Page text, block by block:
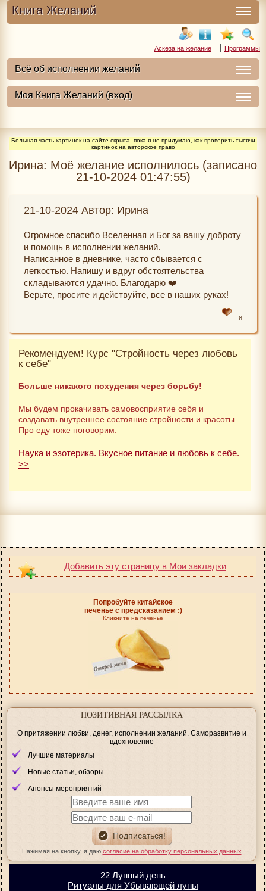
Книга Желаний
Аскеза на желание | Программы
Большая часть картинок на сайте скрыта, пока я не придумаю, как проверить тысячи
картинок на авторское право
Ирина: Моё желание исполнилось (записано
21-10-2024 01:47:55)
21-10-2024 Автор: Ирина
Огромное спасибо Вселенная и Бог за вашу доброту
и помощь в исполнении желаний.
Написанное в дневнике, часто сбывается с
легкостью. Напишу и вдруг обстоятельства
складываются удачно. Благодарю ❤️
Верьте, просите и действуйте, все в наших руках!
8
Рекомендуем! Курс "Стройность через любовь
к себе"
Больше никакого похудения через борьбу!
Мы будем прокачивать самовосприятие себя и
создавать внутреннее состояние стройности и красоты.
Про еду тоже поговорим.
Наука и эзотерика. Вкусное питание и любовь к себе.
>>
Добавить эту страницу в Мои закладки
Попробуйте китайское
печенье с предсказанием :)
Кликните на печенье
ПОЗИТИВНАЯ РАССЫЛКА
О притяжении любви, денег, исполнении желаний. Саморазвитие и
вдохновение
Лучшие материалы
Новые статьи, обзоры
Анонсы мероприятий
Нажимая на кнопку, я даю согласие на обработку персональных данных
22 Лунный день
Ритуалы для Убывающей луны